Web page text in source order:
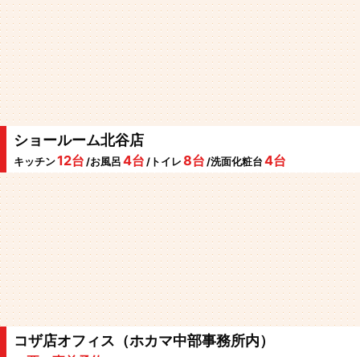
ショールーム北谷店
キッチン12台 /お風呂 4台 /トイレ 8台 /洗面化粧台 4台
コザ店オフィス（ホカマ中部事務所内）